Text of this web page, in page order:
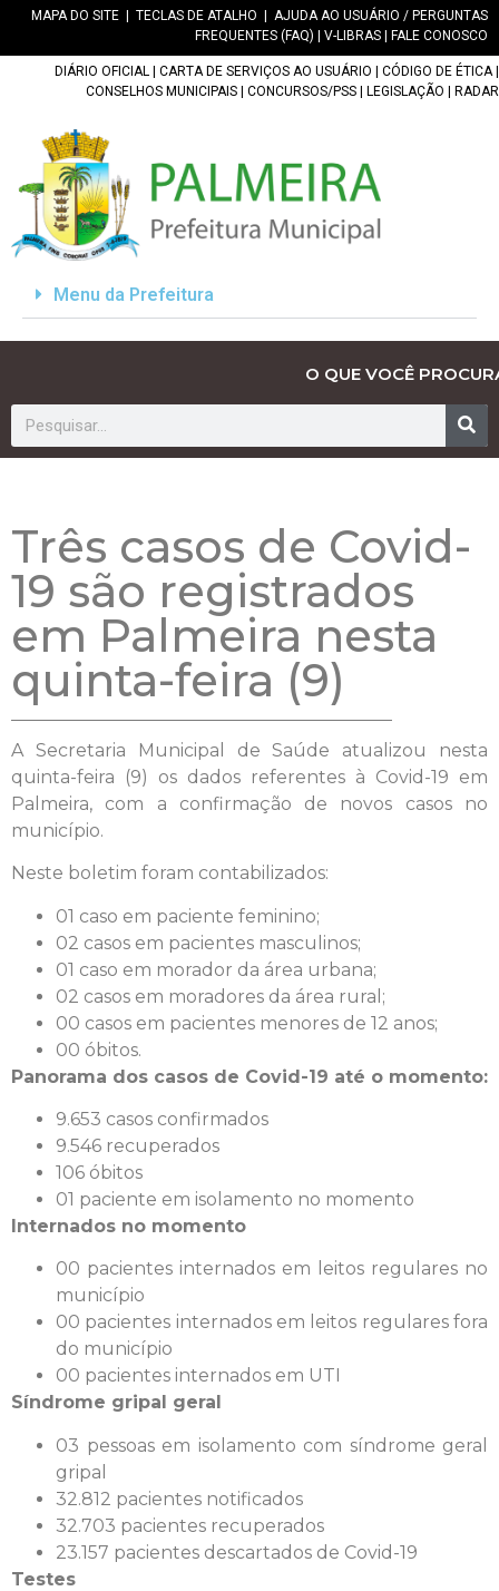
MAPA DO SITE TECLAS DE ATALHO
AJUDA AO USUÁRIO / PERGUNTAS
FREQUENTES (FAQ)
V-LIBRAS FALE CONOSCO
DIÁRIO OFICIAL CARTA DE SERVIÇOS AO USUÁRIO CÓDIGO DE ÉTICA|
CONSELHOS MUNICIPAIS
CONCURSOS/PSS LEGISLAÇÃO RADAR
Menu da Prefeitura
O QUE VOCÊ
Três casos de Covid-
19 são registrados
em Palmeira nesta
quinta-feira (9)
A Secretaria Municipal de Saúde atualizou nesta
quinta-feira (9) os dados referentes à Covid-19 em
Palmeira, com a confirmação de novos casos no
município.
Neste boletim foram contabilizados:
01 caso em paciente feminino;
02 casos em pacientes masculinos;
01 caso em morador da área urbana;
02 casos em moradores da área rural;
00 casos em pacientes menores de 12 anos;
00 óbitos.
Panorama dos casos de Covid-19 até o momento:
9.653 casos confirmados
9.546 recuperados
106 óbitos
01 paciente em isolamento no momento
Internados no momento
00 pacientes internados em leitos regulares no
município
00 pacientes internados em leitos regulares fora
do município
00 pacientes internados em UTI
Síndrome gripal geral
03 pessoas em isolamento com síndrome geral
gripal
32.812 pacientes notificados
32.703 pacientes recuperados
23.157 pacientes descartados de Covid-19
Testes